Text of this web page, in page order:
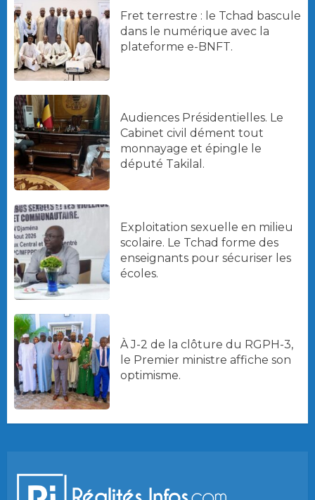
Fret terrestre : le Tchad bascule
dans le numérique avec la
plateforme e-BNFT.
Audiences Présidentielles. Le
Cabinet civil dément tout
monnayage et épingle le
député Takilal.
Exploitation sexuelle en milieu
scolaire. Le Tchad forme des
enseignants pour sécuriser les
écoles.
À J-2 de la clôture du RGPH-3,
le Premier ministre affiche son
optimisme.